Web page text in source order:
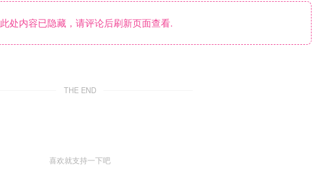
此处内容已隐藏，请评论后刷新页面查看.
THE END
喜欢就支持一下吧